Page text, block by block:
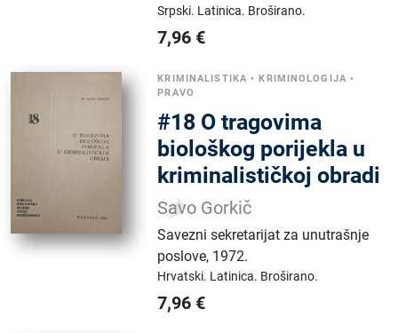
Srpski. Latinica. Broširano.
7,96 €
KRIMINALISTIKA •KRIMINOLOGIJA •
PRAVO
#18 O tragovima
biološkog porijekla u
kriminalističkoj obradi
Savo Gorkič
Savezni sekretarijat za unutrašnje
poslove, 1972.
Hrvatski. Latinica. Broširano.
7,96 €